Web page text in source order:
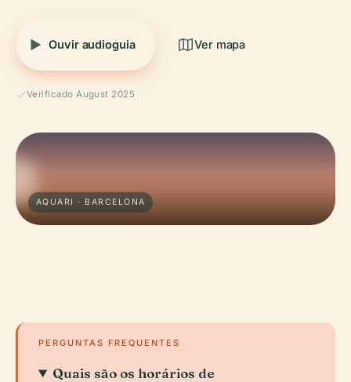
Ouvir audioguia Ver mapa
Verificado August 2025
AQUARI · BARCELONA
PERGUNTAS FREQUENTES
Quais são os horários de